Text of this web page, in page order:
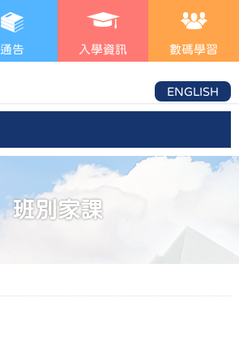
通告 入學資訊 數碼學習
ENGLISH
班別家課